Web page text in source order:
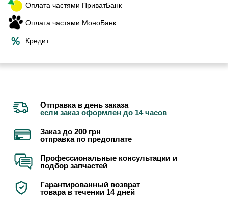
Оплата частями ПриватБанк
Оплата частями МоноБанк
Кредит
Отправка в день заказа
если заказ оформлен до 14 часов
Заказ до 200 грн
отправка по предоплате
Профессиональные консультации и
подбор запчастей
Гарантированный возврат
товара в течении 14 дней